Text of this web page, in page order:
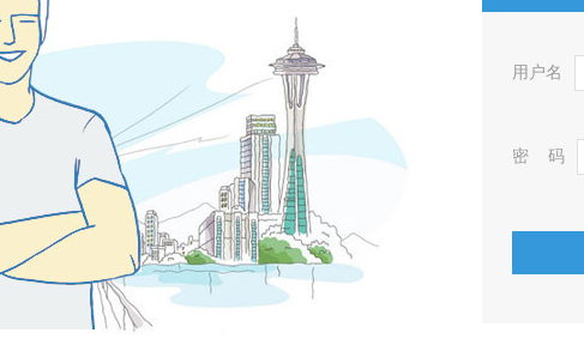
用户名
密 码